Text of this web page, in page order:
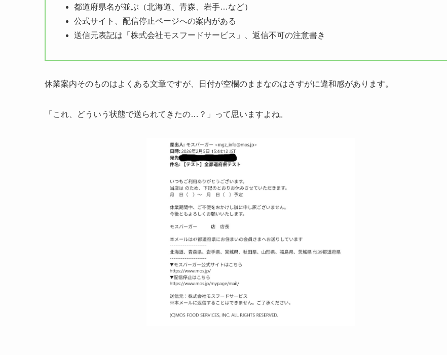
都道府県名が並ぶ（北海道、青森、岩手…など）
公式サイト、配信停止ページへの案内がある
送信元表記は「株式会社モスフードサービス」、返信不可の注意書き
休業案内そのものはよくある文章ですが、日付が空欄のままなのはさすがに違和感があります。
「これ、どういう状態で送られてきたの…？」って思いますよね。